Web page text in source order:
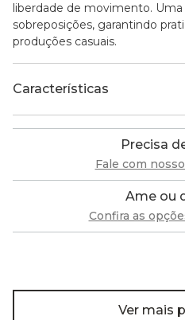
liberdade de movimento. Uma
sobreposições, garantindo
produções casuais.
Características
Precisa
Fale com
Ame ou
Confira as
Ver mais